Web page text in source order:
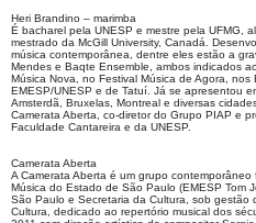
Heri Brandino – marimba
É bacharel pela UNESP e mestre pela UFMG,
mestrado da McGill University, Canadá.
música contemporânea, dentre eles estão a
Mendes e Baqte Ensemble, ambos indicados
Música Nova, no Festival Música de Agora,
EMESP/UNESP e de Tatuí. Já se apresentou
Amsterdã, Bruxelas, Montreal e diversas
Camerata Aberta, co-diretor do Grupo PIAP e
Faculdade Cantareira e da UNESP.
Camerata Aberta
A Camerata Aberta é um grupo
Música do Estado de São Paulo (EMESP Tom
São Paulo e Secretaria da Cultura, sob gestão
Cultura, dedicado ao repertório musical dos